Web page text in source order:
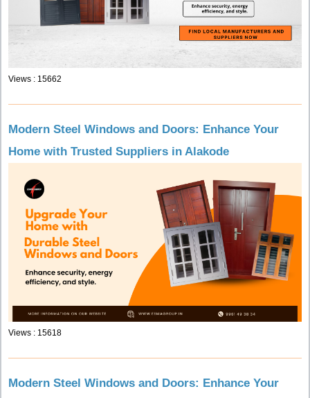
Views : 15662
Modern Steel Windows and Doors: Enhance Your
Home with Trusted Suppliers in Alakode
Views : 15618
Modern Steel Windows and Doors: Enhance Your